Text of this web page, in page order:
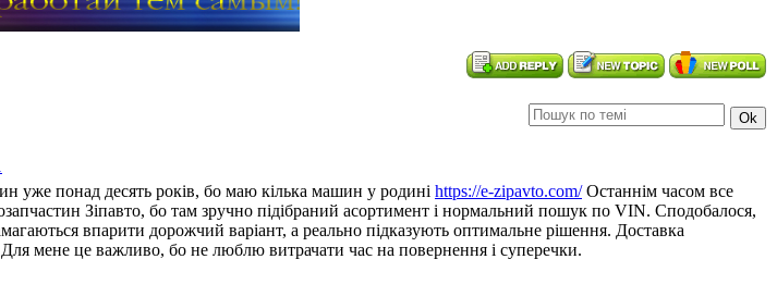
уже понад десять років, бо маю кілька машин у родині https://e-zipavto.com/Останнім часом все
Зіпавто, бо там зручно підібраний асортимент і нормальний пошук по VIN. Сподобалося,
впарити дорожчий варіант, а реально підказують оптимальне рішення. Доставка
мене це важливо, бо не люблю витрачати час на повернення і суперечки.